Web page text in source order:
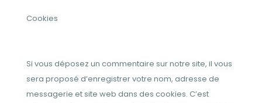
Cookies
Si vous déposez un commentaire sur notre site, il vous
sera proposé d’enregistrer votre nom, adresse de
messagerie et site web dans des cookies. C’est